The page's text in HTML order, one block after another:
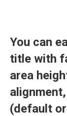
You can
title with
area
(default